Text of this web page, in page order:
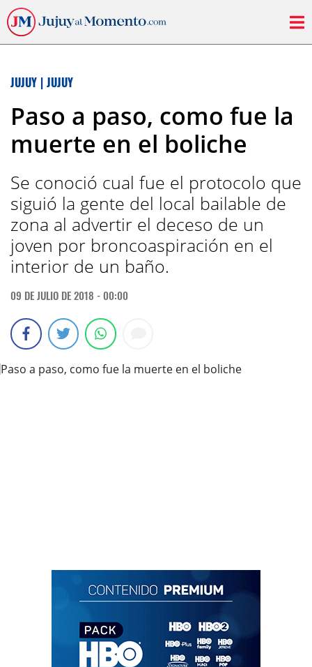
JUJUY | JUJUY
Paso a paso, como fue la
muerte en el boliche
Se conoció cual fue el protocolo que
siguió la gente del local bailable de
zona al advertir el deceso de un
joven por broncoaspiración en el
interior de un baño.
09 DE JULIO DE 2018 - 00:00